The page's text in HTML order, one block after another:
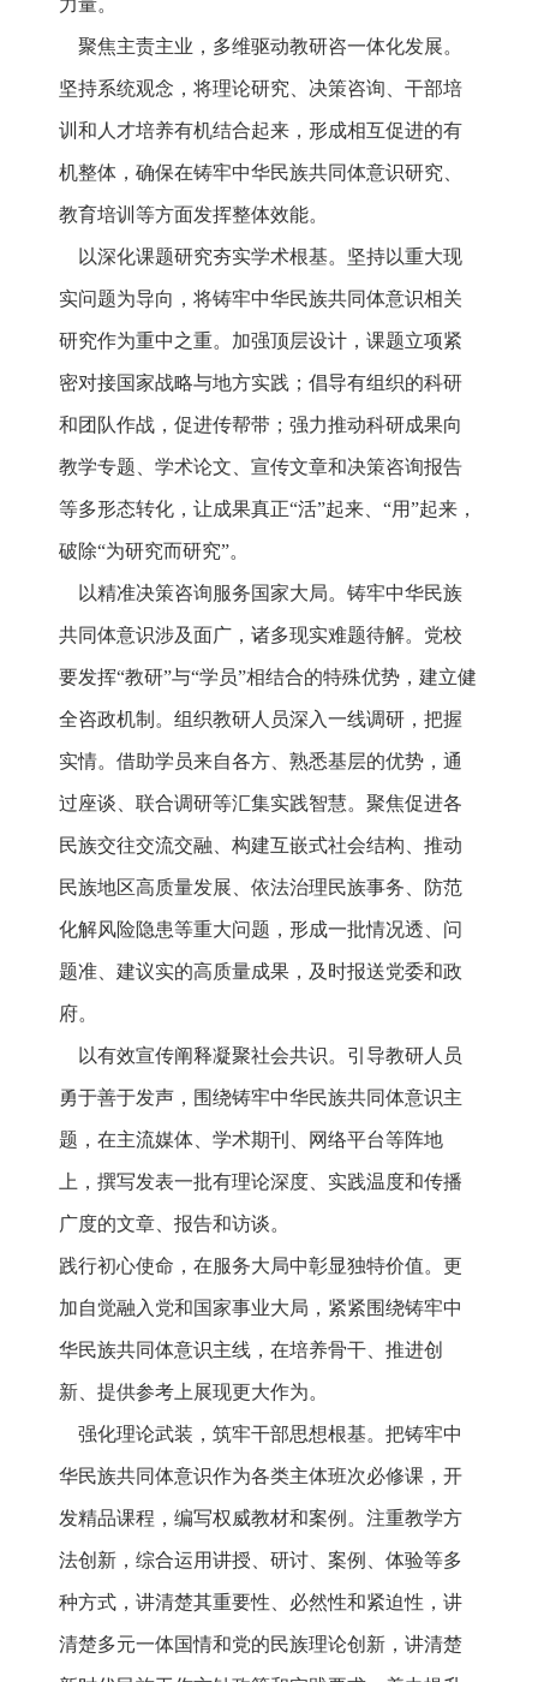
力量。
聚焦主责主业，多维驱动教研咨一体化发展。
坚持系统观念，将理论研究、决策咨询、干部培
训和人才培养有机结合起来，形成相互促进的有
机整体，确保在铸牢中华民族共同体意识研究、
教育培训等方面发挥整体效能。
以深化课题研究夯实学术根基。坚持以重大现
实问题为导向，将铸牢中华民族共同体意识相关
研究作为重中之重。加强顶层设计，课题立项紧
密对接国家战略与地方实践；倡导有组织的科研
和团队作战，促进传帮带；强力推动科研成果向
教学专题、学术论文、宣传文章和决策咨询报告
等多形态转化，让成果真正“活”起来、“用”起来，
破除“为研究而研究”。
以精准决策咨询服务国家大局。铸牢中华民族
共同体意识涉及面广，诸多现实难题待解。党校
要发挥“教研”与“学员”相结合的特殊优势，建立健
全咨政机制。组织教研人员深入一线调研，把握
实情。借助学员来自各方、熟悉基层的优势，通
过座谈、联合调研等汇集实践智慧。聚焦促进各
民族交往交流交融、构建互嵌式社会结构、推动
民族地区高质量发展、依法治理民族事务、防范
化解风险隐患等重大问题，形成一批情况透、问
题准、建议实的高质量成果，及时报送党委和政
府。
以有效宣传阐释凝聚社会共识。引导教研人员
勇于善于发声，围绕铸牢中华民族共同体意识主
题，在主流媒体、学术期刊、网络平台等阵地
上，撰写发表一批有理论深度、实践温度和传播
广度的文章、报告和访谈。
践行初心使命，在服务大局中彰显独特价值。更
加自觉融入党和国家事业大局，紧紧围绕铸牢中
华民族共同体意识主线，在培养骨干、推进创
新、提供参考上展现更大作为。
强化理论武装，筑牢干部思想根基。把铸牢中
华民族共同体意识作为各类主体班次必修课，开
发精品课程，编写权威教材和案例。注重教学方
法创新，综合运用讲授、研讨、案例、体验等多
种方式，讲清楚其重要性、必然性和紧迫性，讲
清楚多元一体国情和党的民族理论创新，讲清楚